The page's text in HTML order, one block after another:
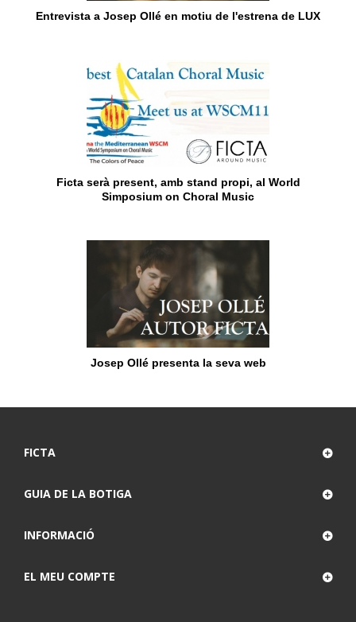
Entrevista a Josep Ollé en motiu de l'estrena de LUX
Ficta serà present, amb stand propi, al World
Simposium on Choral Music
Josep Ollé presenta la seva web
FICTA
GUIA DE LA BOTIGA
INFORMACIÓ
EL MEU COMPTE